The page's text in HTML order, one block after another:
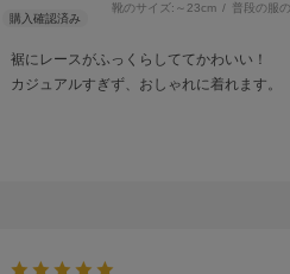
靴のサイズ: ～23cm 普段の服
裾にレースがふっくらしててかわいい！
カジュアルすぎず、おしゃれに着れます。